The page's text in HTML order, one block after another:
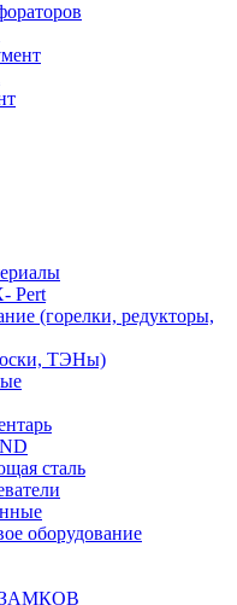
Pert
(горелки, редукторы,
ТЭНы)
сталь
оборудование